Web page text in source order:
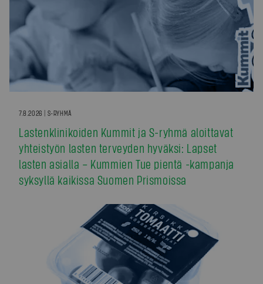
7.8.2026 | S-RYHMÄ
Lastenklinikoiden Kummit ja S-ryhmä aloittavat
yhteistyön lasten terveyden hyväksi: Lapset
lasten asialla – Kummien Tue pientä -kampanja
syksyllä kaikissa Suomen Prismoissa